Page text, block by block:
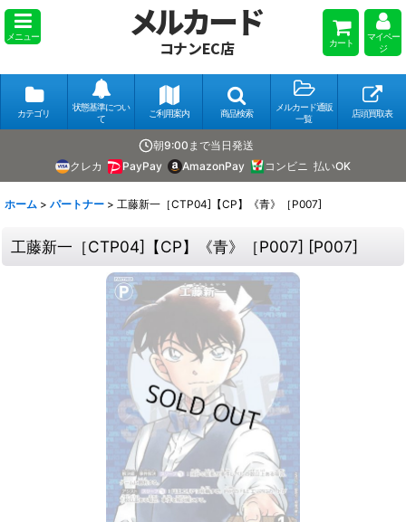
メニュー メルカード
コナンEC店 カート
マイペー
ジ
カテゴリ
状態基準につい
て
ご利用案内 商品検索
メルカード通販
一覧
店頭買取表
朝9:00まで当日発送
クレカ
PayPay AmazonPay コンビニ 払いOK
ホーム > パートナー > 工藤新一［CTP04]【CP】《青》［P007]
工藤新一［CTP04]【CP】《青》［P007] [P007]